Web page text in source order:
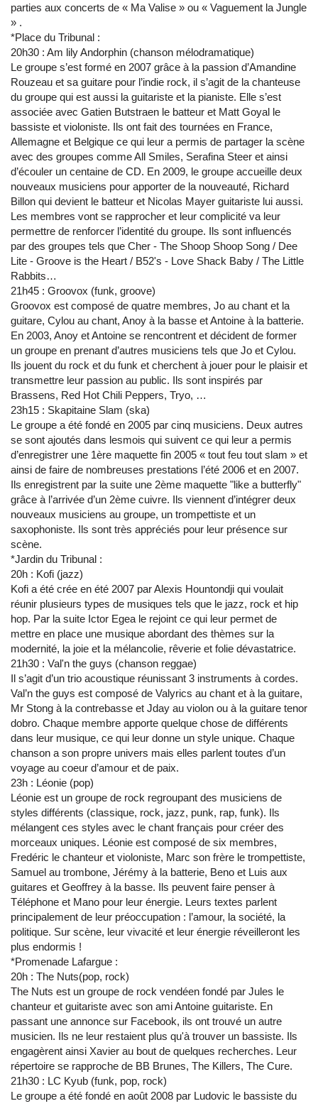
parties aux concerts de « Ma Valise » ou « Vaguement la Jungle
» .
*Place du Tribunal :
20h30 : Am lily Andorphin (chanson mélodramatique)
Le groupe s’est formé en 2007 grâce à la passion d’Amandine
Rouzeau et sa guitare pour l’indie rock, il s’agit de la chanteuse
du groupe qui est aussi la guitariste et la pianiste. Elle s’est
associée avec Gatien Butstraen le batteur et Matt Goyal le
bassiste et violoniste. Ils ont fait des tournées en France,
Allemagne et Belgique ce qui leur a permis de partager la scène
avec des groupes comme All Smiles, Serafina Steer et ainsi
d’écouler un centaine de CD. En 2009, le groupe accueille deux
nouveaux musiciens pour apporter de la nouveauté, Richard
Billon qui devient le batteur et Nicolas Mayer guitariste lui aussi.
Les membres vont se rapprocher et leur complicité va leur
permettre de renforcer l’identité du groupe. Ils sont influencés
par des groupes tels que Cher - The Shoop Shoop Song / Dee
Lite - Groove is the Heart / B52's - Love Shack Baby / The Little
Rabbits…
21h45 : Groovox (funk, groove)
Groovox est composé de quatre membres, Jo au chant et la
guitare, Cylou au chant, Anoy à la basse et Antoine à la batterie.
En 2003, Anoy et Antoine se rencontrent et décident de former
un groupe en prenant d’autres musiciens tels que Jo et Cylou.
Ils jouent du rock et du funk et cherchent à jouer pour le plaisir et
transmettre leur passion au public. Ils sont inspirés par
Brassens, Red Hot Chili Peppers, Tryo, …
23h15 : Skapitaine Slam (ska)
Le groupe a été fondé en 2005 par cinq musiciens. Deux autres
se sont ajoutés dans lesmois qui suivent ce qui leur a permis
d’enregistrer une 1ère maquette fin 2005 « tout feu tout slam » et
ainsi de faire de nombreuses prestations l’été 2006 et en 2007.
Ils enregistrent par la suite une 2ème maquette "like a butterfly"
grâce à l’arrivée d’un 2ème cuivre. Ils viennent d’intégrer deux
nouveaux musiciens au groupe, un trompettiste et un
saxophoniste. Ils sont très appréciés pour leur présence sur
scène.
*Jardin du Tribunal :
20h : Kofi (jazz)
Kofi a été crée en été 2007 par Alexis Hountondji qui voulait
réunir plusieurs types de musiques tels que le jazz, rock et hip
hop. Par la suite Ictor Egea le rejoint ce qui leur permet de
mettre en place une musique abordant des thèmes sur la
modernité, la joie et la mélancolie, rêverie et folie dévastatrice.
21h30 : Val'n the guys (chanson reggae)
Il s’agit d’un trio acoustique réunissant 3 instruments à cordes.
Val’n the guys est composé de Valyrics au chant et à la guitare,
Mr Stong à la contrebasse et Jday au violon ou à la guitare tenor
dobro. Chaque membre apporte quelque chose de différents
dans leur musique, ce qui leur donne un style unique. Chaque
chanson a son propre univers mais elles parlent toutes d’un
voyage au coeur d’amour et de paix.
23h : Léonie (pop)
Léonie est un groupe de rock regroupant des musiciens de
styles différents (classique, rock, jazz, punk, rap, funk). Ils
mélangent ces styles avec le chant français pour créer des
morceaux uniques. Léonie est composé de six membres,
Fredéric le chanteur et violoniste, Marc son frère le trompettiste,
Samuel au trombone, Jérémy à la batterie, Beno et Luis aux
guitares et Geoffrey à la basse. Ils peuvent faire penser à
Téléphone et Mano pour leur énergie. Leurs textes parlent
principalement de leur préoccupation : l’amour, la société, la
politique. Sur scène, leur vivacité et leur énergie réveilleront les
plus endormis !
*Promenade Lafargue :
20h : The Nuts(pop, rock)
The Nuts est un groupe de rock vendéen fondé par Jules le
chanteur et guitariste avec son ami Antoine guitariste. En
passant une annonce sur Facebook, ils ont trouvé un autre
musicien. Ils ne leur restaient plus qu'à trouver un bassiste. Ils
engagèrent ainsi Xavier au bout de quelques recherches. Leur
répertoire se rapproche de BB Brunes, The Killers, The Cure.
21h30 : LC Kyub (funk, pop, rock)
Le groupe a été fondé en août 2008 par Ludovic le bassiste du